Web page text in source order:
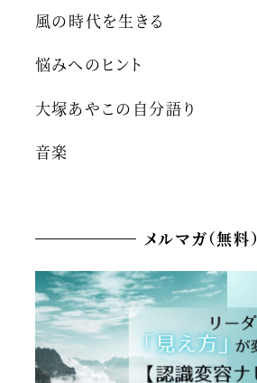
風の時代を生きる
悩みへのヒント
大塚あやこの自分語り
音楽
メルマガ（無料）